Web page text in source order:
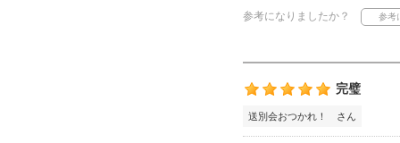
参考になりましたか？
完璧
送別会おつかれ！ さん